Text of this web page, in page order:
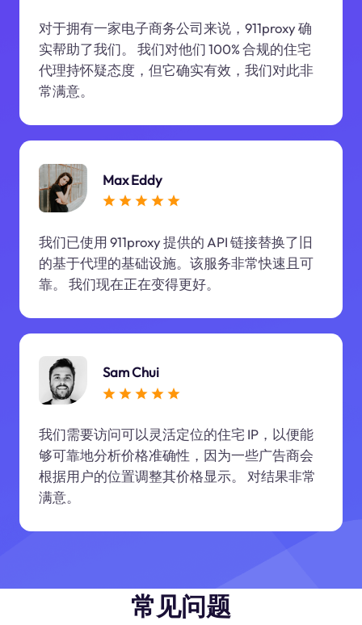
对于拥有一家电子商务公司来说，911proxy 确
实帮助了我们。 我们对他们 100% 合规的住宅
代理持怀疑态度，但它确实有效，我们对此非
常满意。
Max Eddy
我们已使用 911proxy 提供的 API 链接替换了旧
的基于代理的基础设施。该服务非常快速且可
靠。 我们现在正在变得更好。
Sam Chui
我们需要访问可以灵活定位的住宅 IP，以便能
够可靠地分析价格准确性，因为一些广告商会
根据用户的位置调整其价格显示。 对结果非常
满意。
常见问题